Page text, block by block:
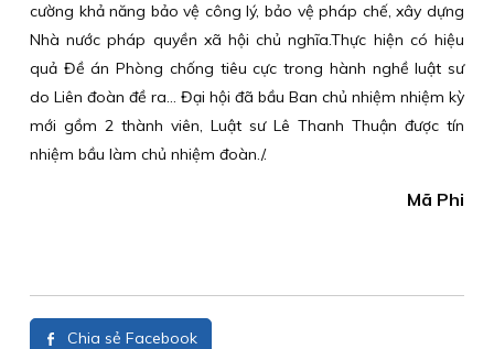
cường khả năng bảo vệ công lý, bảo vệ pháp chế, xây dựng
Nhà nước pháp quyền xã hội chủ nghĩa.Thực hiện có hiệu
quả Đề án Phòng chống tiêu cực trong hành nghề luật sư
do Liên đoàn đề ra… Đại hội đã bầu Ban chủ nhiệm nhiệm kỳ
mới gồm 2 thành viên, Luật sư Lê Thanh Thuận được tín
nhiệm bầu làm chủ nhiệm đoàn./.
Mã Phi
Chia sẻ Facebook